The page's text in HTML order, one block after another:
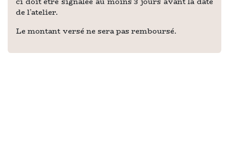
de l’atelier.
Le montant versé ne sera pas remboursé.